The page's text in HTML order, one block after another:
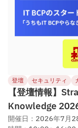
登壇 セキュリティ
【登壇情報】
Knowledge
開催日：2026年7月